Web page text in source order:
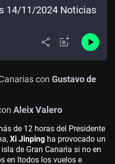
14/11/2024 Noticias
con Gustavo de
Aleix Valero
de 12 horas del Presidente
Xi Jinping ha provocado un
de Gran Canaria si no en
en ltodos los vuelos e